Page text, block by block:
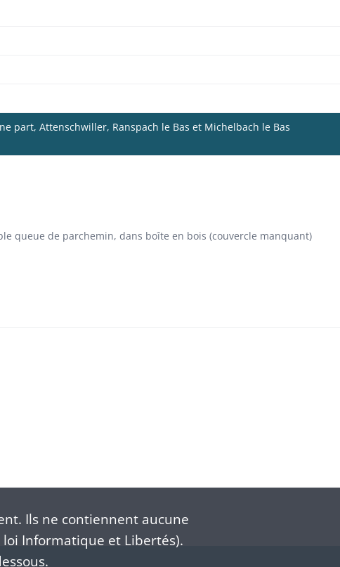
part, Attenschwiller, Ranspach le Bas et Michelbach le Bas
queue de parchemin, dans boîte en bois (couvercle manquant)
Ils ne contiennent aucune
Informatique et Libertés).